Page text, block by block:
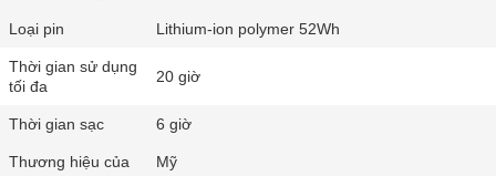
Loại pin Lithium-ion polymer 52Wh
Thời gian sử dụng
tối đa
20 giờ
Thời gian sạc 6 giờ
Thương hiệu của Mỹ